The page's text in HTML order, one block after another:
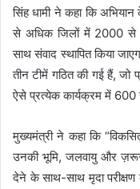
सिंह धामी ने कहा कि
से अधिक जिलों में 2000 से
साथ संवाद स्थापित किया
तीन टीमें गठित की गई हैं, जो
ऐसे प्रत्येक कार्यक्रम में 600
मुख्यमंत्री ने कहा कि
उनकी भूमि, जलवायु और
देने के साथ-साथ मृदा